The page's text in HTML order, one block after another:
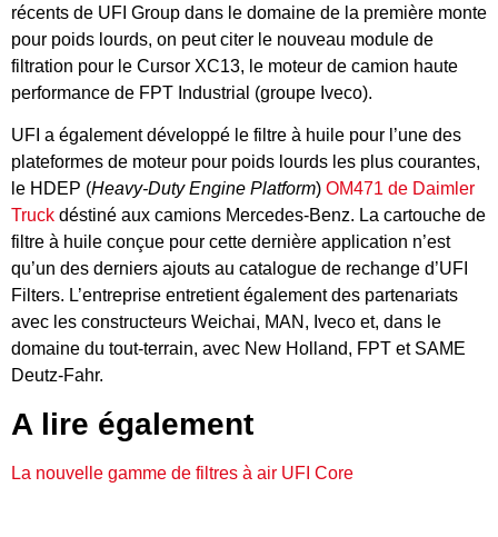
récents de UFI Group dans le domaine de la première monte
pour poids lourds, on peut citer le nouveau module de
filtration pour le Cursor XC13, le moteur de camion haute
performance de FPT Industrial (groupe Iveco).
UFI a également développé le filtre à huile pour l’une des
plateformes de moteur pour poids lourds les plus courantes,
le HDEP (Heavy-Duty Engine Platform) OM471 de Daimler
Truck déstiné aux camions Mercedes-Benz. La cartouche de
filtre à huile conçue pour cette dernière application n’est
qu’un des derniers ajouts au catalogue de rechange d’UFI
Filters. L’entreprise entretient également des partenariats
avec les constructeurs Weichai, MAN, Iveco et, dans le
domaine du tout-terrain, avec New Holland, FPT et SAME
Deutz-Fahr.
A lire également
La nouvelle gamme de filtres à air UFI Core